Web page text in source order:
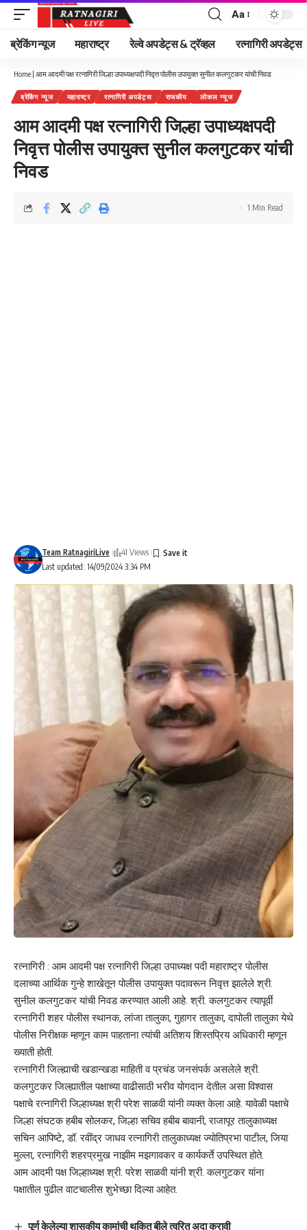
Font
Resizer
Aa
ब्रेकिंग न्यूज महाराष्ट्र रेल्वे अपडेट्स & ट्रॅव्हल रत्नागिरी अपडेट्स
Home | आम आदमी पक्ष रत्नागिरी जिल्हा उपाध्यक्षपदी निवृत्त पोलीस उपायुक्त सुनील कलगुटकर यांची निवड
ब्रेकिंग न्यूज महाराष्ट्र रत्नागिरी अपडेट्स राजकीय लोकल न्यूज
आम आदमी पक्ष रत्नागिरी जिल्हा उपाध्यक्षपदी
निवृत्त पोलीस उपायुक्त सुनील कलगुटकर यांची
निवड
Last updated: 14/09/2024 3:34 PM
Team RatnagiriLive 41 Views
1 Min Read
रत्नागिरी : आम आदमी पक्ष रत्नागिरी जिल्हा उपाध्यक्ष पदी महाराष्ट्र पोलीस
दलाच्या आर्थिक गुन्हे शाखेतून पोलीस उपायुक्त पदावरून निवृत्त झालेले श्री.
सुनील कलगुटकर यांची निवड करण्यात आली आहे. श्री. कलगुटकर त्यापूर्वी
रत्नागिरी शहर पोलीस स्थानक, लांजा तालुका, गुहागर तालुका, दापोली तालुका येथे
पोलीस निरीक्षक म्हणून काम पाहताना त्यांची अतिशय शिस्तप्रिय अधिकारी म्हणून
ख्याती होती.
रत्नागिरी जिल्ह्याची खडान्खडा माहिती व प्रचंड जनसंपर्क असलेले श्री.
कलगुटकर जिल्ह्यातील पक्षाच्या वाढीसाठी भरीव योगदान देतील असा विश्वास
पक्षाचे रत्नागिरी जिल्हाध्यक्ष श्री परेश साळवी यांनी व्यक्त केला आहे. यावेळी पक्षाचे
जिल्हा संघटक हबीब सोलकर, जिल्हा सचिव हबीब बावानी, राजापूर तालुकाध्यक्ष
सचिन आपिष्टे, डॉ. रवींद्र जाधव रत्नागिरी तालुकाध्यक्ष ज्योतिप्रभा पाटील, जिया
मुल्ला, रत्नागिरी शहरप्रमुख नाझीम मझगावकर व कार्यकर्ते उपस्थित होते.
आम आदमी पक्ष जिल्हाध्यक्ष श्री. परेश साळवी यांनी श्री. कलगुटकर यांना
पक्षातील पुढील वाटचालीस शुभेच्छा दिल्या आहेत.
पूर्ण केलेल्या शासकीय कामांची थकित बीले त्वरित अदा करावी